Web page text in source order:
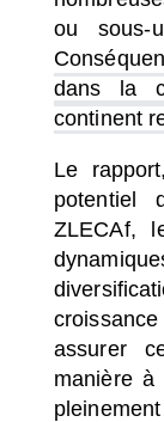
ou sous-
dans la
continent
Le
potentiel
ZLECAf,
assurer
manière à